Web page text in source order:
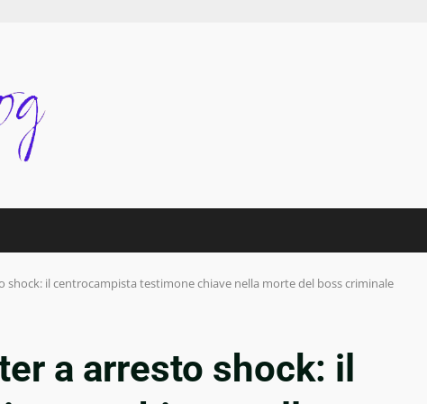
shock: il centrocampista testimone chiave nella morte del boss criminale
a arresto shock: il